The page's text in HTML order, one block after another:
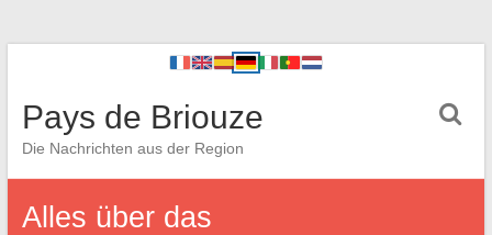
Pays de Briouze
Die Nachrichten aus der Region
Alles über das